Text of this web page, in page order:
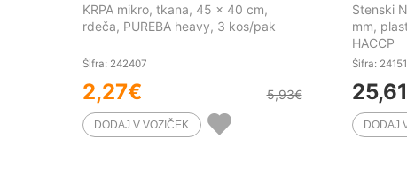
KRPA mikro, tkana, 45 x 40 cm,
rdeča, PUREBA heavy, 3 kos/pak
Šifra: 242407
2,27€ 5,93€
Stenski
mm,
HACCP
Šifra:
25,61